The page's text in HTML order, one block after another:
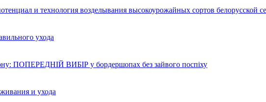
и технология возделывания высокоурожайных сортов белорусской
ухода
ПОПЕРЕДНІЙ ВИБІР у бордершопах без зайвого поспіху
и ухода